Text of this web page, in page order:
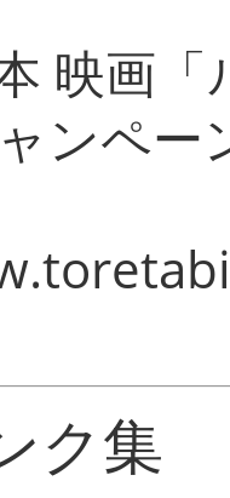
映画
ンペー
ク集